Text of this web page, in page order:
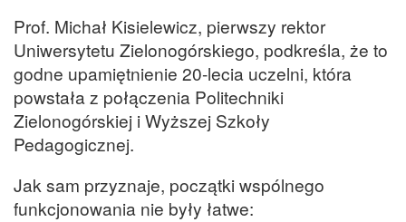
Prof. Michał Kisielewicz, pierwszy rektor
Uniwersytetu Zielonogórskiego, podkreśla, że to
godne upamiętnienie 20-lecia uczelni, która
powstała z połączenia Politechniki
Zielonogórskiej i Wyższej Szkoły
Pedagogicznej.
Jak sam przyznaje, początki wspólnego
funkcjonowania nie były łatwe: